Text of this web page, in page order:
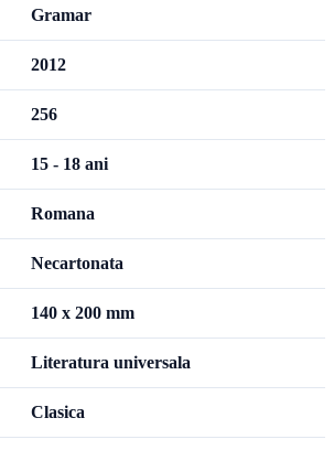
Gramar
2012
256
15 - 18 ani
Romana
Necartonata
140 x 200 mm
Literatura universala
Clasica